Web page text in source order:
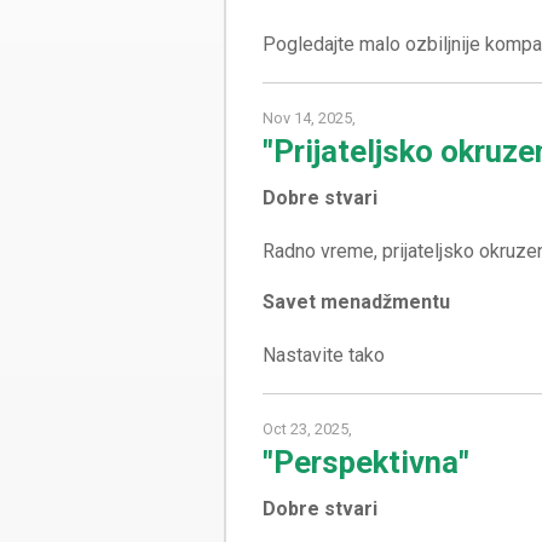
Nov 14, 2025,
"Prijateljsko
Dobre stvari
Savet menadžmentu
Oct 23, 2025,
"Perspektivna"
Dobre stvari